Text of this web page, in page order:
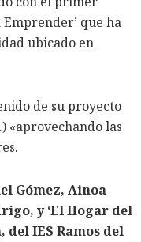
que ha
ubicado en
de su proyecto
«aprovechando las
Gómez, Ainoa
y ‘El Hogar del
IES Ramos del